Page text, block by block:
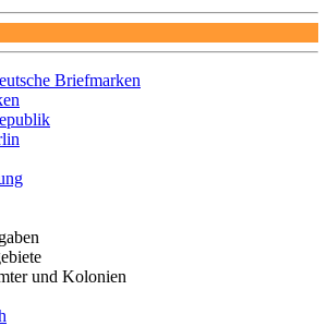
Briefmarken
und Kolonien